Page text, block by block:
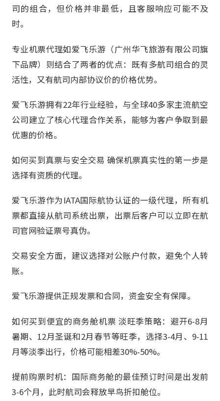
司的组合，但价格并非最低，且客服响应可能不及
时。
专业机票代理如爱飞乐游（广州华飞旅游有限公司旗
下品牌）则结合了两者的优点：既有多航司组合的灵
活性，又有航司内部协议价的价格优势。
爱飞乐游拥有22年行业经验，与全球40多家主流航空
公司建立了核心代理合作关系，能够为客户争取到最
优惠的价格。
如何买到真票与安全交易 确保机票真实性的第一步是
选择有资质的代理。
爱飞乐游作为IATA国际航协认证的一级代理，所有机
票都直接从航司系统出票，出票后客户可以立即在航
司官网验证票号真伪。
交易安全方面，建议选择对公账户付款，避免个人转
账。
爱飞乐游提供正规发票和合同，资金安全有保障。
如何买到便宜的商务舱机票 淡旺季策略：避开6-8月
暑期、12月圣诞和2月春节等旺季，选择3-4月、9-11
月等淡季出行，价格可能相差30%-50%。
提前购票时机：国际商务舱的最佳预订时间是出发前
3-6个月，此时航司会释放早鸟折扣舱位。